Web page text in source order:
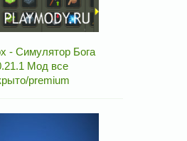
- Симулятор Бога
Мод все
premium